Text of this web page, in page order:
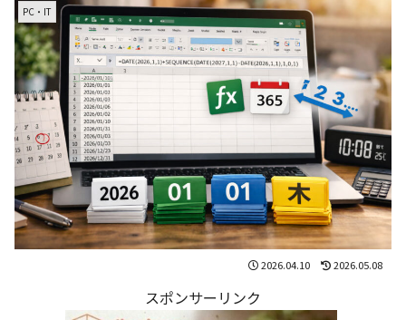
PC・IT
2026.04.10 2026.05.08
スポンサーリンク